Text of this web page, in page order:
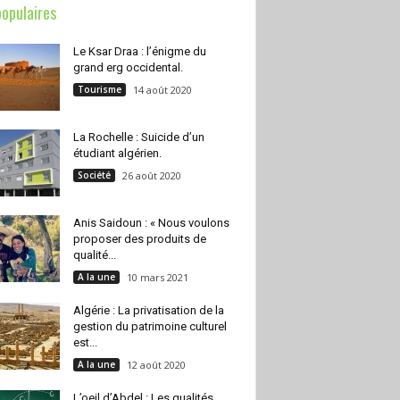
Le Ksar Draa : l’énigme du
grand erg occidental.
Tourisme 14 août 2020
La Rochelle : Suicide d’un
étudiant algérien.
Société 26 août 2020
Anis Saidoun : « Nous voulons
proposer des produits de
qualité...
A la une 10 mars 2021
Algérie : La privatisation de la
gestion du patrimoine culturel
est...
A la une 12 août 2020